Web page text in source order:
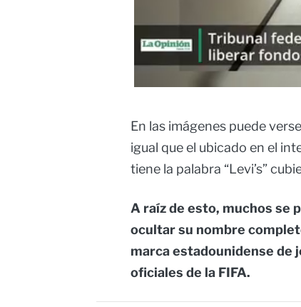
En las imágenes puede
igual que el ubicado en el
tiene la palabra “Levi’s”
A raíz de esto, muchos se
ocultar su nombre
marca estadounidense de
oficiales de la FIFA.